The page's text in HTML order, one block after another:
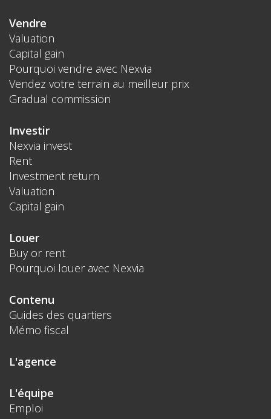
Vendre
Valuation
Capital gain
Pourquoi vendre avec Nexvia
Vendez votre terrain au meilleur prix
Gradual commission
Investir
Nexvia invest
Rent
Investment return
Valuation
Capital gain
Louer
Buy or rent
Pourquoi louer avec Nexvia
Contenu
Guides des quartiers
Mémo fiscal
L'agence
L'équipe
Emploi